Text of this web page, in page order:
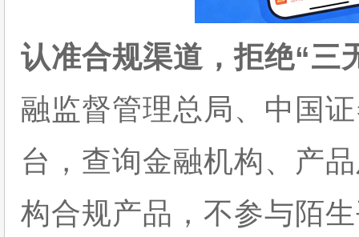
认准合规渠道，拒绝“三
融监督管理总局、中国
台，查询金融机构、产
构合规产品，不参与陌